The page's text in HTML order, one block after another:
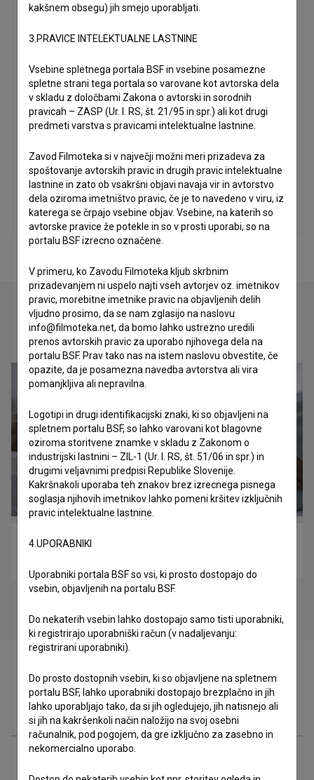
Oglejte si
Zasedba
kakšnem obsegu) jih smejo uporabljati.
3.PRAVICE INTELEKTUALNE LASTNINE
Vsebine spletnega portala BSF in vsebine posamezne
spletne strani tega portala so varovane kot avtorska dela
v skladu z določbami Zakona o avtorski in sorodnih
pravicah – ZASP (Ur. l. RS, št. 21/95 in spr.) ali kot drugi
predmeti varstva s pravicami intelektualne lastnine.
Zavod Filmoteka si v največji možni meri prizadeva za
spoštovanje avtorskih pravic in drugih pravic intelektualne
lastnine in zato ob vsakršni objavi navaja vir in avtorstvo
dela oziroma imetništvo pravic, če je to navedeno v viru, iz
katerega se črpajo vsebine objav. Vsebine, na katerih so
avtorske pravice že potekle in so v prosti uporabi, so na
portalu BSF izrecno označene.
V primeru, ko Zavodu Filmoteka kljub skrbnim
prizadevanjem ni uspelo najti vseh avtorjev oz. imetnikov
pravic, morebitne imetnike pravic na objavljenih delih
vljudno prosimo, da se nam zglasijo na naslovu
info@filmoteka.net, da bomo lahko ustrezno uredili
prenos avtorskih pravic za uporabo njihovega dela na
portalu BSF. Prav tako nas na istem naslovu obvestite, če
opazite, da je posamezna navedba avtorstva ali vira
pomanjkljiva ali nepravilna.
Logotipi in drugi identifikacijski znaki, ki so objavljeni na
spletnem portalu BSF, so lahko varovani kot blagovne
oziroma storitvene znamke v skladu z Zakonom o
industrijski lastnini – ZIL-1 (Ur. l. RS, št. 51/06 in spr.) in
drugimi veljavnimi predpisi Republike Slovenije.
Kakršnakoli uporaba teh znakov brez izrecnega pisnega
soglasja njihovih imetnikov lahko pomeni kršitev izključnih
pravic intelektualne lastnine.
4.UPORABNIKI
Uporabniki portala BSF so vsi, ki prosto dostopajo do
vsebin, objavljenih na portalu BSF.
Do nekaterih vsebin lahko dostopajo samo tisti uporabniki,
ki registrirajo uporabniški račun (v nadaljevanju:
registrirani uporabniki).
Do prosto dostopnih vsebin, ki so objavljene na spletnem
portalu BSF, lahko uporabniki dostopajo brezplačno in jih
lahko uporabljajo tako, da si jih ogledujejo, jih natisnejo ali
si jih na kakršenkoli način naložijo na svoj osebni
računalnik, pod pogojem, da gre izključno za zasebno in
nekomercialno uporabo.